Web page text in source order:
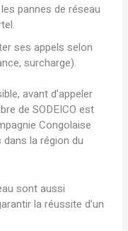
pannes de réseau
ses appels selon
surcharge).
avant d’appeler
de SODEICO est
Congolaise
la région du
sont aussi
la réussite d’un